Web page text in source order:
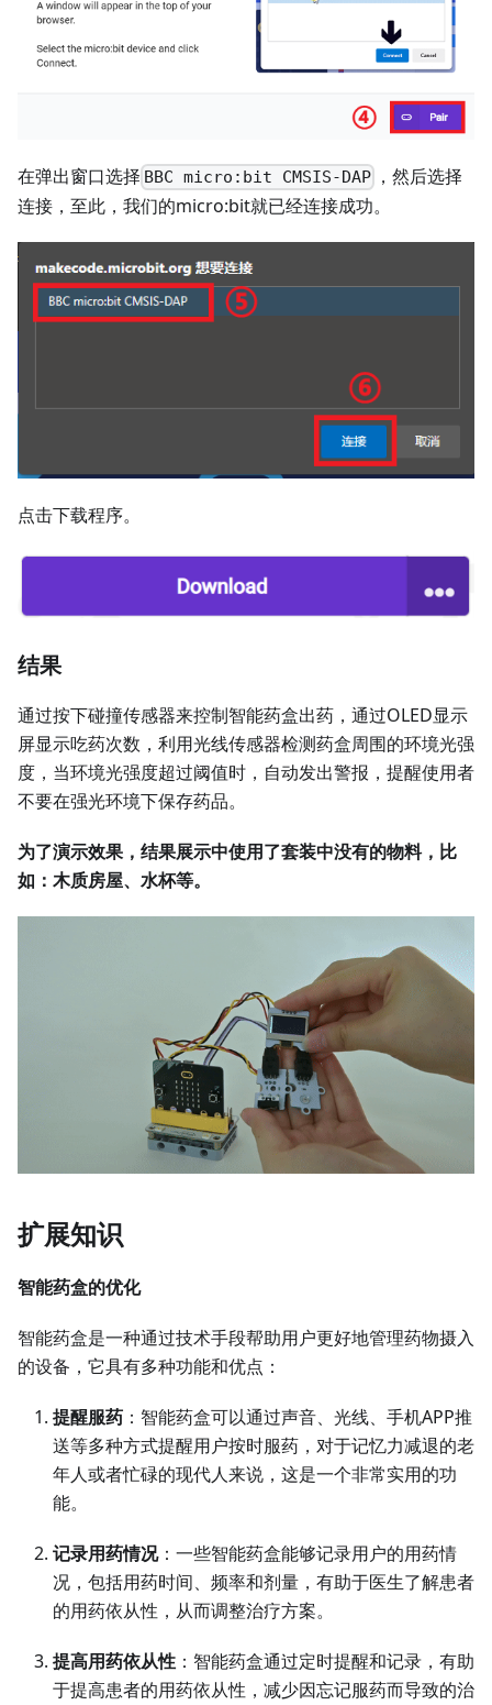
在弹出窗口选择 BBC micro:bit CMSIS-DAP ，然后选择
连接，至此，我们的micro:bit就已经连接成功。
点击下载程序。
结果
通过按下碰撞传感器来控制智能药盒出药，通过OLED显示
屏显示吃药次数，利用光线传感器检测药盒周围的环境光强
度，当环境光强度超过阈值时，自动发出警报，提醒使用者
不要在强光环境下保存药品。
为了演示效果，结果展示中使用了套装中没有的物料，比
如：木质房屋、水杯等。
扩展知识
智能药盒的优化
智能药盒是一种通过技术手段帮助用户更好地管理药物摄入
的设备，它具有多种功能和优点：
提醒服药 ：智能药盒可以通过声音、光线、手机APP推
送等多种方式提醒用户按时服药，对于记忆力减退的老
年人或者忙碌的现代人来说，这是一个非常实用的功
能。
记录用药情况：一些智能药盒能够记录用户的用药情
况，包括用药时间、频率和剂量，有助于医生了解患者
的用药依从性，从而调整治疗方案。
提高用药依从性 ：智能药盒通过定时提醒和记录，有助
于提高患者的用药依从性，减少因忘记服药而导致的治